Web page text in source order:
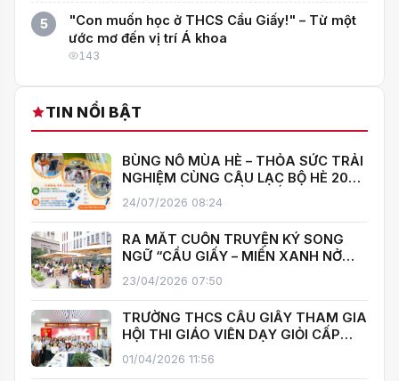
5
"Con muốn học ở THCS Cầu Giấy!" – Từ một
ước mơ đến vị trí Á khoa
143
TIN NỔI BẬT
BÙNG NỔ MÙA HÈ – THỎA SỨC TRẢI
NGHIỆM CÙNG CÂU LẠC BỘ HÈ 2026
TRƯỜNG THCS CẦU GIẤY!
24/07/2026 08:24
RA MẮT CUỐN TRUYỆN KÝ SONG
NGỮ “CẦU GIẤY – MIỀN XANH NỞ
HOA”, KHÁNH THÀNH THƯ VIỆN MỞ,
LAN TOẢ VĂN HOÁ ĐỌC
23/04/2026 07:50
TRƯỜNG THCS CẦU GIẤY THAM GIA
HỘI THI GIÁO VIÊN DẠY GIỎI CẤP
TRUNG HỌC CƠ SỞ PHƯỜNG YÊN
HOÀ
01/04/2026 11:56